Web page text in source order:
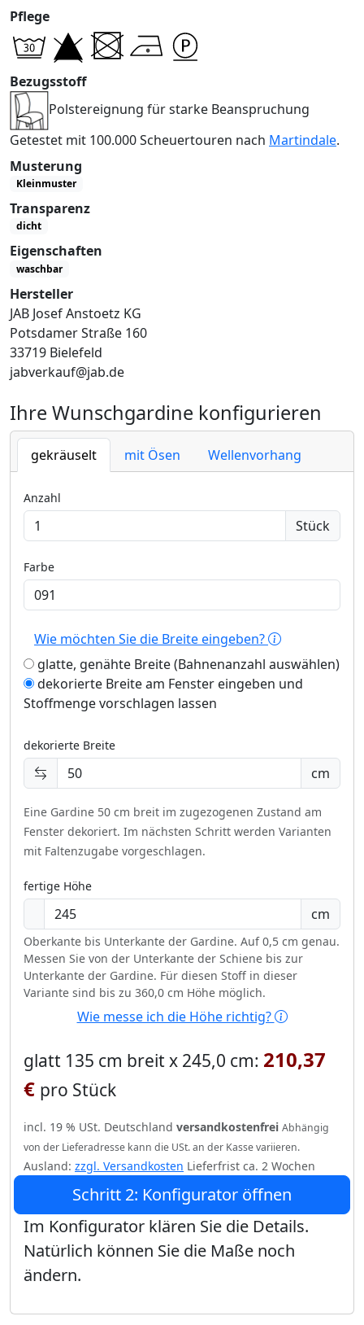
Pflege
Bezugsstoff
Polstereignung für starke Beanspruchung
Getestet mit 100.000 Scheuertouren nach Martindale.
Musterung
Kleinmuster
Transparenz
dicht
Eigenschaften
waschbar
Hersteller
JAB Josef Anstoetz KG
Potsdamer Straße 160
33719 Bielefeld
jabverkauf@jab.de
Ihre Wunschgardine konfigurieren
gekräuselt mit Ösen Wellenvorhang
Anzahl
Stück
Farbe
Wie möchten Sie die Breite eingeben?
glatte, genähte Breite (Bahnenanzahl auswählen)
dekorierte Breite am Fenster eingeben und
Stoffmenge vorschlagen lassen
dekorierte Breite
cm
Eine Gardine 50 cm breit im zugezogenen Zustand am
Fenster dekoriert. Im nächsten Schritt werden Varianten
mit Faltenzugabe vorgeschlagen.
fertige Höhe
cm
Oberkante bis Unterkante der Gardine. Auf 0,5 cm genau.
Messen Sie von der Unterkante der Schiene bis zur
Unterkante der Gardine. Für diesen Stoff in dieser
Variante sind bis zu 360,0 cm Höhe möglich.
Wie messe ich die Höhe richtig?
glatt 135 cm breit x 245,0 cm: 210,37
€ pro Stück
incl. 19 % USt. Deutschland versandkostenfrei Abhängig
von der Lieferadresse kann die USt. an der Kasse variieren.
Ausland: zzgl. Versandkosten Lieferfrist ca. 2 Wochen
Schritt 2: Konfigurator öffnen
Im Konfigurator klären Sie die Details.
Natürlich können Sie die Maße noch
ändern.